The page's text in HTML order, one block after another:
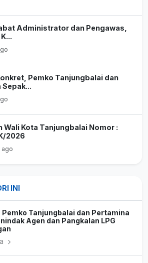
Administrator dan Pengawas,
Pemko Tanjungbalai dan
Wali Kota Tanjungbalai Nomor :
2026
ago
INI
Pemko Tanjungbalai dan Pertamina
Agen dan Pangkalan LPG